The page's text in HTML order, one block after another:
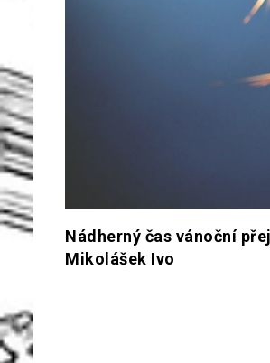
Nádherný čas vánoční
Mikolášek Ivo